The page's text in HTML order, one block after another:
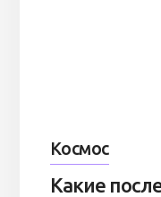
Космос
Какие